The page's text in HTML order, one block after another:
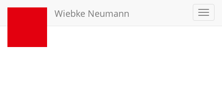
Wiebke Neumann